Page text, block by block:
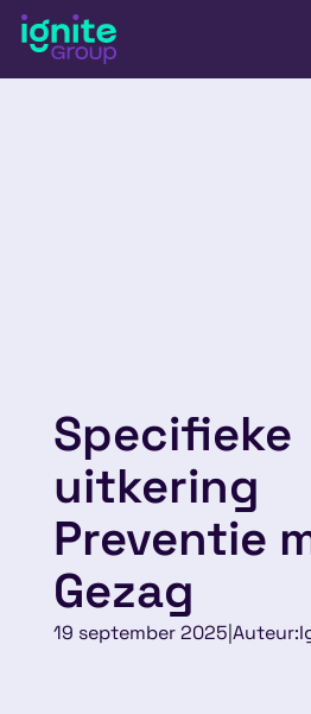
Specifieke
uitkering
Preventie
Gezag
19 september 2025|Auteur: